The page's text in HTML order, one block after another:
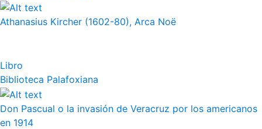
Athanasius Kircher (1602-80), Arca Noë
Libro
Biblioteca Palafoxiana
Don Pascual o la invasión de Veracruz por los americanos
en 1914